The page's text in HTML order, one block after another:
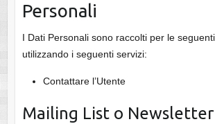
Personali
I Dati Personali sono raccolti per le
utilizzando i seguenti servizi:
Contattare l’Utente
Mailing List o